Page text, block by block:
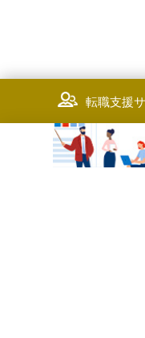
転職支援